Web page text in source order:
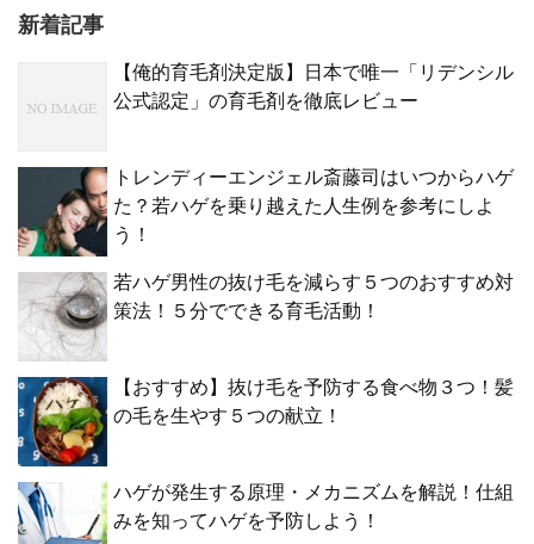
新着記事
【俺的育毛剤決定版】日本で唯一「リデンシル
公式認定」の育毛剤を徹底レビュー
トレンディーエンジェル斎藤司はいつからハゲ
た？若ハゲを乗り越えた人生例を参考にしよ
う！
若ハゲ男性の抜け毛を減らす５つのおすすめ対
策法！５分でできる育毛活動！
【おすすめ】抜け毛を予防する食べ物３つ！髪
の毛を生やす５つの献立！
ハゲが発生する原理・メカニズムを解説！仕組
みを知ってハゲを予防しよう！